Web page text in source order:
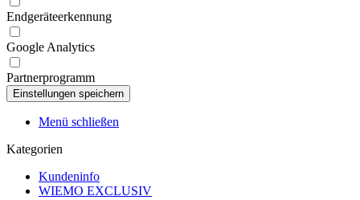
Endgeräteerkennung
Google Analytics
Partnerprogramm
Menü schließen
Kategorien
Kundeninfo
WIEMO EXCLUSIV